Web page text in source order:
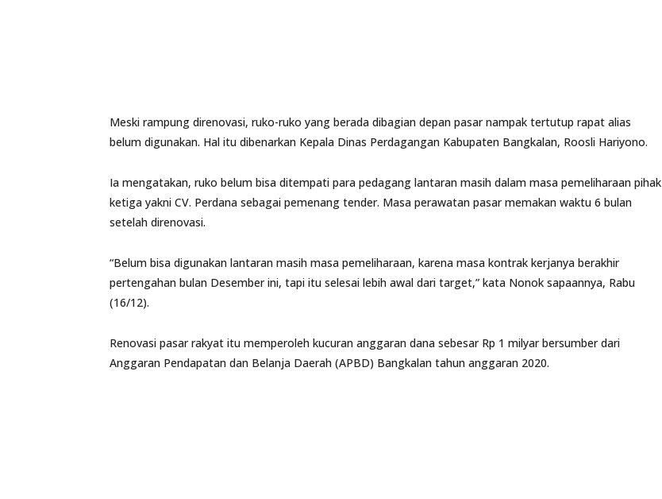
Meski rampung direnovasi, ruko-ruko yang berada dibagian depan pasar nampak tertutup rapat alias
belum digunakan. Hal itu dibenarkan Kepala Dinas Perdagangan Kabupaten Bangkalan, Roosli Hariyono.
Ia mengatakan, ruko belum bisa ditempati para pedagang lantaran masih dalam masa pemeliharaan pihak
ketiga yakni CV. Perdana sebagai pemenang tender. Masa perawatan pasar memakan waktu 6 bulan
setelah direnovasi.
“Belum bisa digunakan lantaran masih masa pemeliharaan, karena masa kontrak kerjanya berakhir
pertengahan bulan Desember ini, tapi itu selesai lebih awal dari target,” kata Nonok sapaannya, Rabu
(16/12).
Renovasi pasar rakyat itu memperoleh kucuran anggaran dana sebesar Rp 1 milyar bersumber dari
Anggaran Pendapatan dan Belanja Daerah (APBD) Bangkalan tahun anggaran 2020.